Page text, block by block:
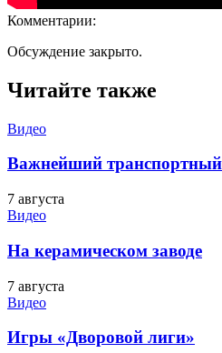
Комментарии:
Обсуждение закрыто.
Читайте также
Видео
Важнейший транспортный
7 августа
Видео
На керамическом заводе
7 августа
Видео
Игры «Дворовой лиги»